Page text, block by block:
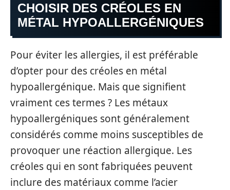
CHOISIR DES CRÉOLES EN
MÉTAL HYPOALLERGÉNIQUES
Pour éviter les allergies, il est préférable
d’opter pour des créoles en métal
hypoallergénique. Mais que signifient
vraiment ces termes ? Les métaux
hypoallergéniques sont généralement
considérés comme moins susceptibles de
provoquer une réaction allergique. Les
créoles qui en sont fabriquées peuvent
inclure des matériaux comme l’acier